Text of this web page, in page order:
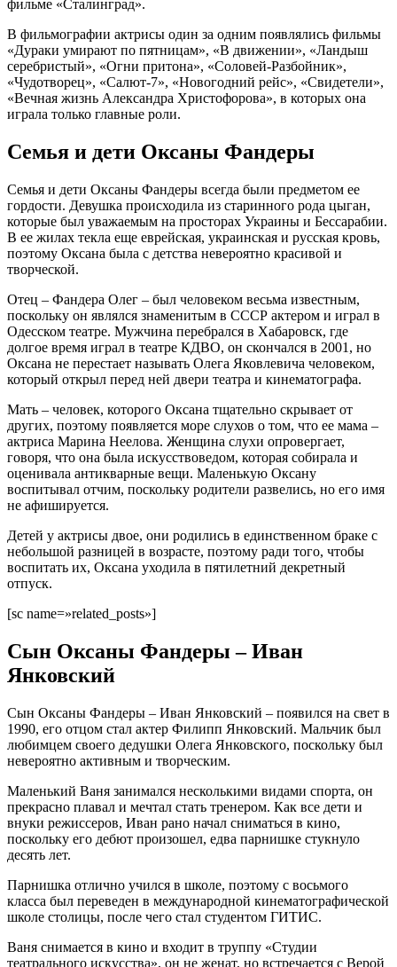
фильме «Сталинград».
В фильмографии актрисы один за одним появлялись фильмы
«Дураки умирают по пятницам», «В движении», «Ландыш
серебристый», «Огни притона», «Соловей-Разбойник»,
«Чудотворец», «Салют-7», «Новогодний рейс», «Свидетели»,
«Вечная жизнь Александра Христофорова», в которых она
играла только главные роли.
Семья и дети Оксаны Фандеры
Семья и дети Оксаны Фандеры всегда были предметом ее
гордости. Девушка происходила из старинного рода цыган,
которые был уважаемым на просторах Украины и Бессарабии.
В ее жилах текла еще еврейская, украинская и русская кровь,
поэтому Оксана была с детства невероятно красивой и
творческой.
Отец – Фандера Олег – был человеком весьма известным,
поскольку он являлся знаменитым в СССР актером и играл в
Одесском театре. Мужчина перебрался в Хабаровск, где
долгое время играл в театре КДВО, он скончался в 2001, но
Оксана не перестает называть Олега Яковлевича человеком,
который открыл перед ней двери театра и кинематографа.
Мать – человек, которого Оксана тщательно скрывает от
других, поэтому появляется море слухов о том, что ее мама –
актриса Марина Неелова. Женщина слухи опровергает,
говоря, что она была искусствоведом, которая собирала и
оценивала антикварные вещи. Маленькую Оксану
воспитывал отчим, поскольку родители развелись, но его имя
не афишируется.
Детей у актрисы двое, они родились в единственном браке с
небольшой разницей в возрасте, поэтому ради того, чтобы
воспитать их, Оксана уходила в пятилетний декретный
отпуск.
[sc name=»related_posts»]
Сын Оксаны Фандеры – Иван
Янковский
Сын Оксаны Фандеры – Иван Янковский – появился на свет в
1990, его отцом стал актер Филипп Янковский. Мальчик был
любимцем своего дедушки Олега Янковского, поскольку был
невероятно активным и творческим.
Маленький Ваня занимался несколькими видами спорта, он
прекрасно плавал и мечтал стать тренером. Как все дети и
внуки режиссеров, Иван рано начал сниматься в кино,
поскольку его дебют произошел, едва парнишке стукнуло
десять лет.
Парнишка отлично учился в школе, поэтому с восьмого
класса был переведен в международной кинематографической
школе столицы, после чего стал студентом ГИТИС.
Ваня снимается в кино и входит в труппу «Студии
театрального искусства», он не женат, но встречается с Верой